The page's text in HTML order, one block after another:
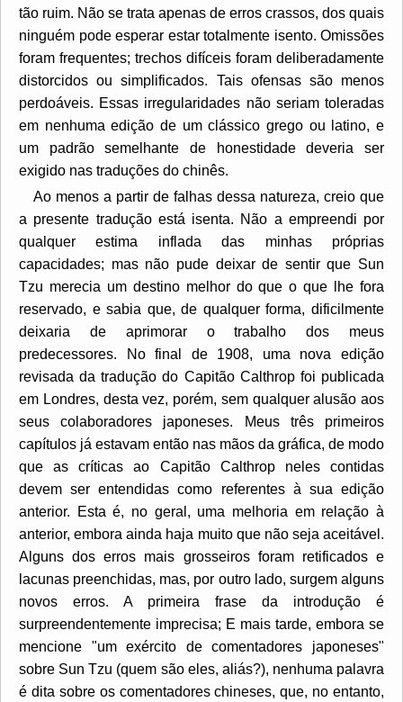
tão ruim. Não se trata apenas de erros crassos, dos quais
ninguém pode esperar estar totalmente isento. Omissões
foram frequentes; trechos difíceis foram deliberadamente
distorcidos ou simplificados. Tais ofensas são menos
perdoáveis. Essas irregularidades não seriam toleradas
em nenhuma edição de um clássico grego ou latino, e
um padrão semelhante de honestidade deveria ser
exigido nas traduções do chinês.
Ao menos a partir de falhas dessa natureza, creio que
a presente tradução está isenta. Não a empreendi por
qualquer estima inflada das minhas próprias
capacidades; mas não pude deixar de sentir que Sun
Tzu merecia um destino melhor do que o que lhe fora
reservado, e sabia que, de qualquer forma, dificilmente
deixaria de aprimorar o trabalho dos meus
predecessores. No final de 1908, uma nova edição
revisada da tradução do Capitão Calthrop foi publicada
em Londres, desta vez, porém, sem qualquer alusão aos
seus colaboradores japoneses. Meus três primeiros
capítulos já estavam então nas mãos da gráfica, de modo
que as críticas ao Capitão Calthrop neles contidas
devem ser entendidas como referentes à sua edição
anterior. Esta é, no geral, uma melhoria em relação à
anterior, embora ainda haja muito que não seja aceitável.
Alguns dos erros mais grosseiros foram retificados e
lacunas preenchidas, mas, por outro lado, surgem alguns
novos erros. A primeira frase da introdução é
surpreendentemente imprecisa; E mais tarde, embora se
mencione "um exército de comentadores japoneses"
sobre Sun Tzu (quem são eles, aliás?), nenhuma palavra
é dita sobre os comentadores chineses, que, no entanto,